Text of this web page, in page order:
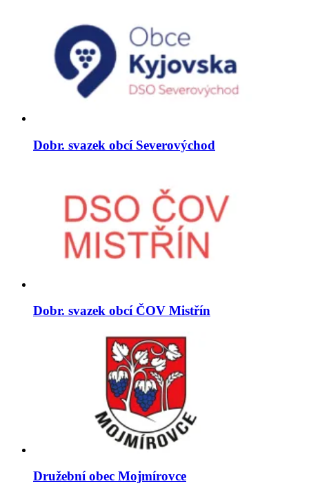
Dobr. svazek obcí Severovýchod
Dobr. svazek obcí ČOV Mistřín
Družební obec Mojmírovce